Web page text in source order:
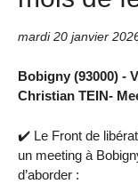
mardi 20 janvier
Bobigny (93000) -
Christian TEIN-
✔️ Le Front de
un meeting à
d’aborder :